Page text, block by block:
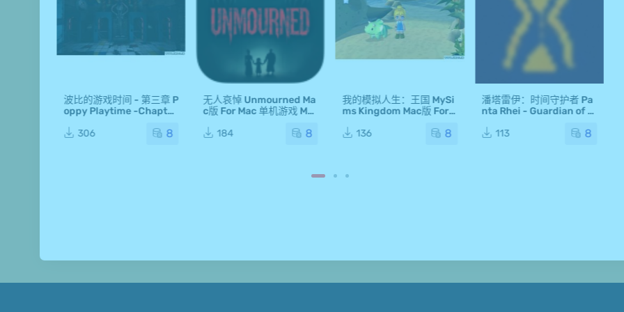
波比的游戏时间 - 第三章 P
oppy Playtime -Chapter
戏 Mac游戏
306 8
无人哀悼 Unmourned Ma
c版 For Mac 单机游戏 Ma
184
8
我的模拟人生：王国 MySi
ms Kingdom Mac版 For
136
8
潘塔雷伊：时间守护者 Pa
nta Rhei - Guardian of Ti
戏 Mac游戏
113 8